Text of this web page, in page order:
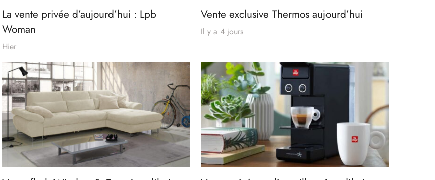
La vente privée d’aujourd’hui : Lpb
Woman
Hier
Vente exclusive Thermos aujourd’hui
Il y a 4 jours